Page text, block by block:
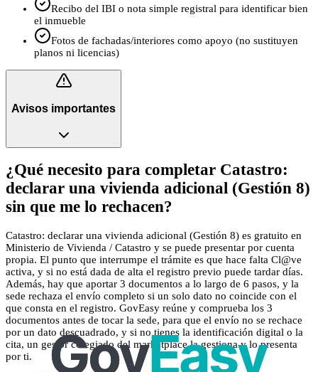
Recibo del IBI o nota simple registral para identificar bien
el inmueble
Fotos de fachadas/interiores como apoyo (no sustituyen
planos ni licencias)
Avisos importantes
¿Qué necesito para completar Catastro:
declarar una vivienda adicional (Gestión 8)
sin que me lo rechacen?
Catastro: declarar una vivienda adicional (Gestión 8) es gratuito en
Ministerio de Vivienda / Catastro y se puede presentar por cuenta
propia. El punto que interrumpe el trámite es que hace falta Cl@ve
activa, y si no está dada de alta el registro previo puede tardar días.
Además, hay que aportar 3 documentos a lo largo de 6 pasos, y la
sede rechaza el envío completo si un solo dato no coincide con el
que consta en el registro. GovEasy reúne y comprueba los 3
documentos antes de tocar la sede, para que el envío no se rechace
por un dato descuadrado, y si no tienes la identificación digital o la
cita, un gestor colegiado del marketplace la gestiona y lo presenta
por ti.